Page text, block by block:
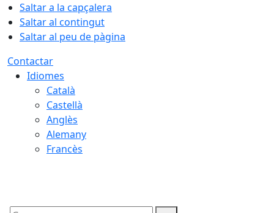
Saltar a la capçalera
Saltar al contingut
Saltar al peu de pàgina
Contactar
Idiomes
Català
Castellà
Anglès
Alemany
Francès